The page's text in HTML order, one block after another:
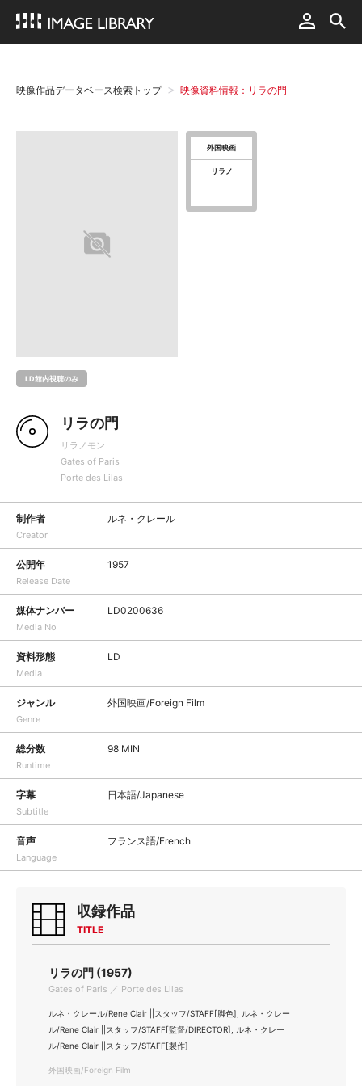
映像作品データベース検索トップ 映像資料情報：リラの門
LD館内視聴のみ
外国映画
リラノ
リラの門
リラノモン
Gates of Paris
Porte des Lilas
制作者
Creator
ルネ・クレール
公開年
Release Date
1957
媒体ナンバー
Media No
LD0200636
資料形態
Media
LD
ジャンル
Genre
外国映画/Foreign Film
総分数
Runtime
98 MIN
字幕
Subtitle
日本語/Japanese
音声
Language
フランス語/French
収録作品
TITLE
リラの門 (1957)
Gates of Paris ／ Porte des Lilas
ルネ・クレール/Rene Clair ||スタッフ/STAFF[脚色], ルネ・クレー
ル/Rene Clair ||スタッフ/STAFF[監督/DIRECTOR], ルネ・クレー
ル/Rene Clair ||スタッフ/STAFF[製作]
外国映画/Foreign Film